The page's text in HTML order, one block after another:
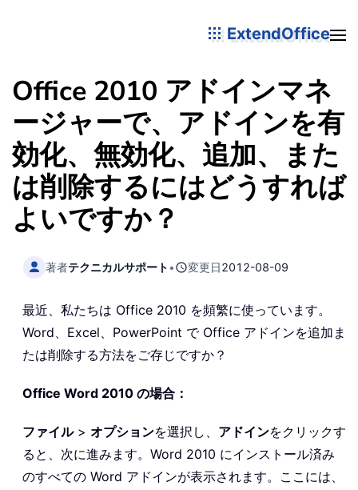
ExtendOffice
Office 2010 アドインマネ
ージャーで、アドインを有
効化、無効化、追加、また
は削除するにはどうすれば
よいですか？
著者テクニカルサポート• 変更日2012-08-09
最近、私たちは Office 2010 を頻繁に使っています。
Word、Excel、PowerPoint で Office アドインを追加ま
たは削除する方法をご存じですか？
Office Word 2010 の場合：
ファイル> オプションを選択し、 アドインをクリックす
ると、次に進みます。Word 2010 にインストール済み
のすべての Word アドインが表示されます。ここには、